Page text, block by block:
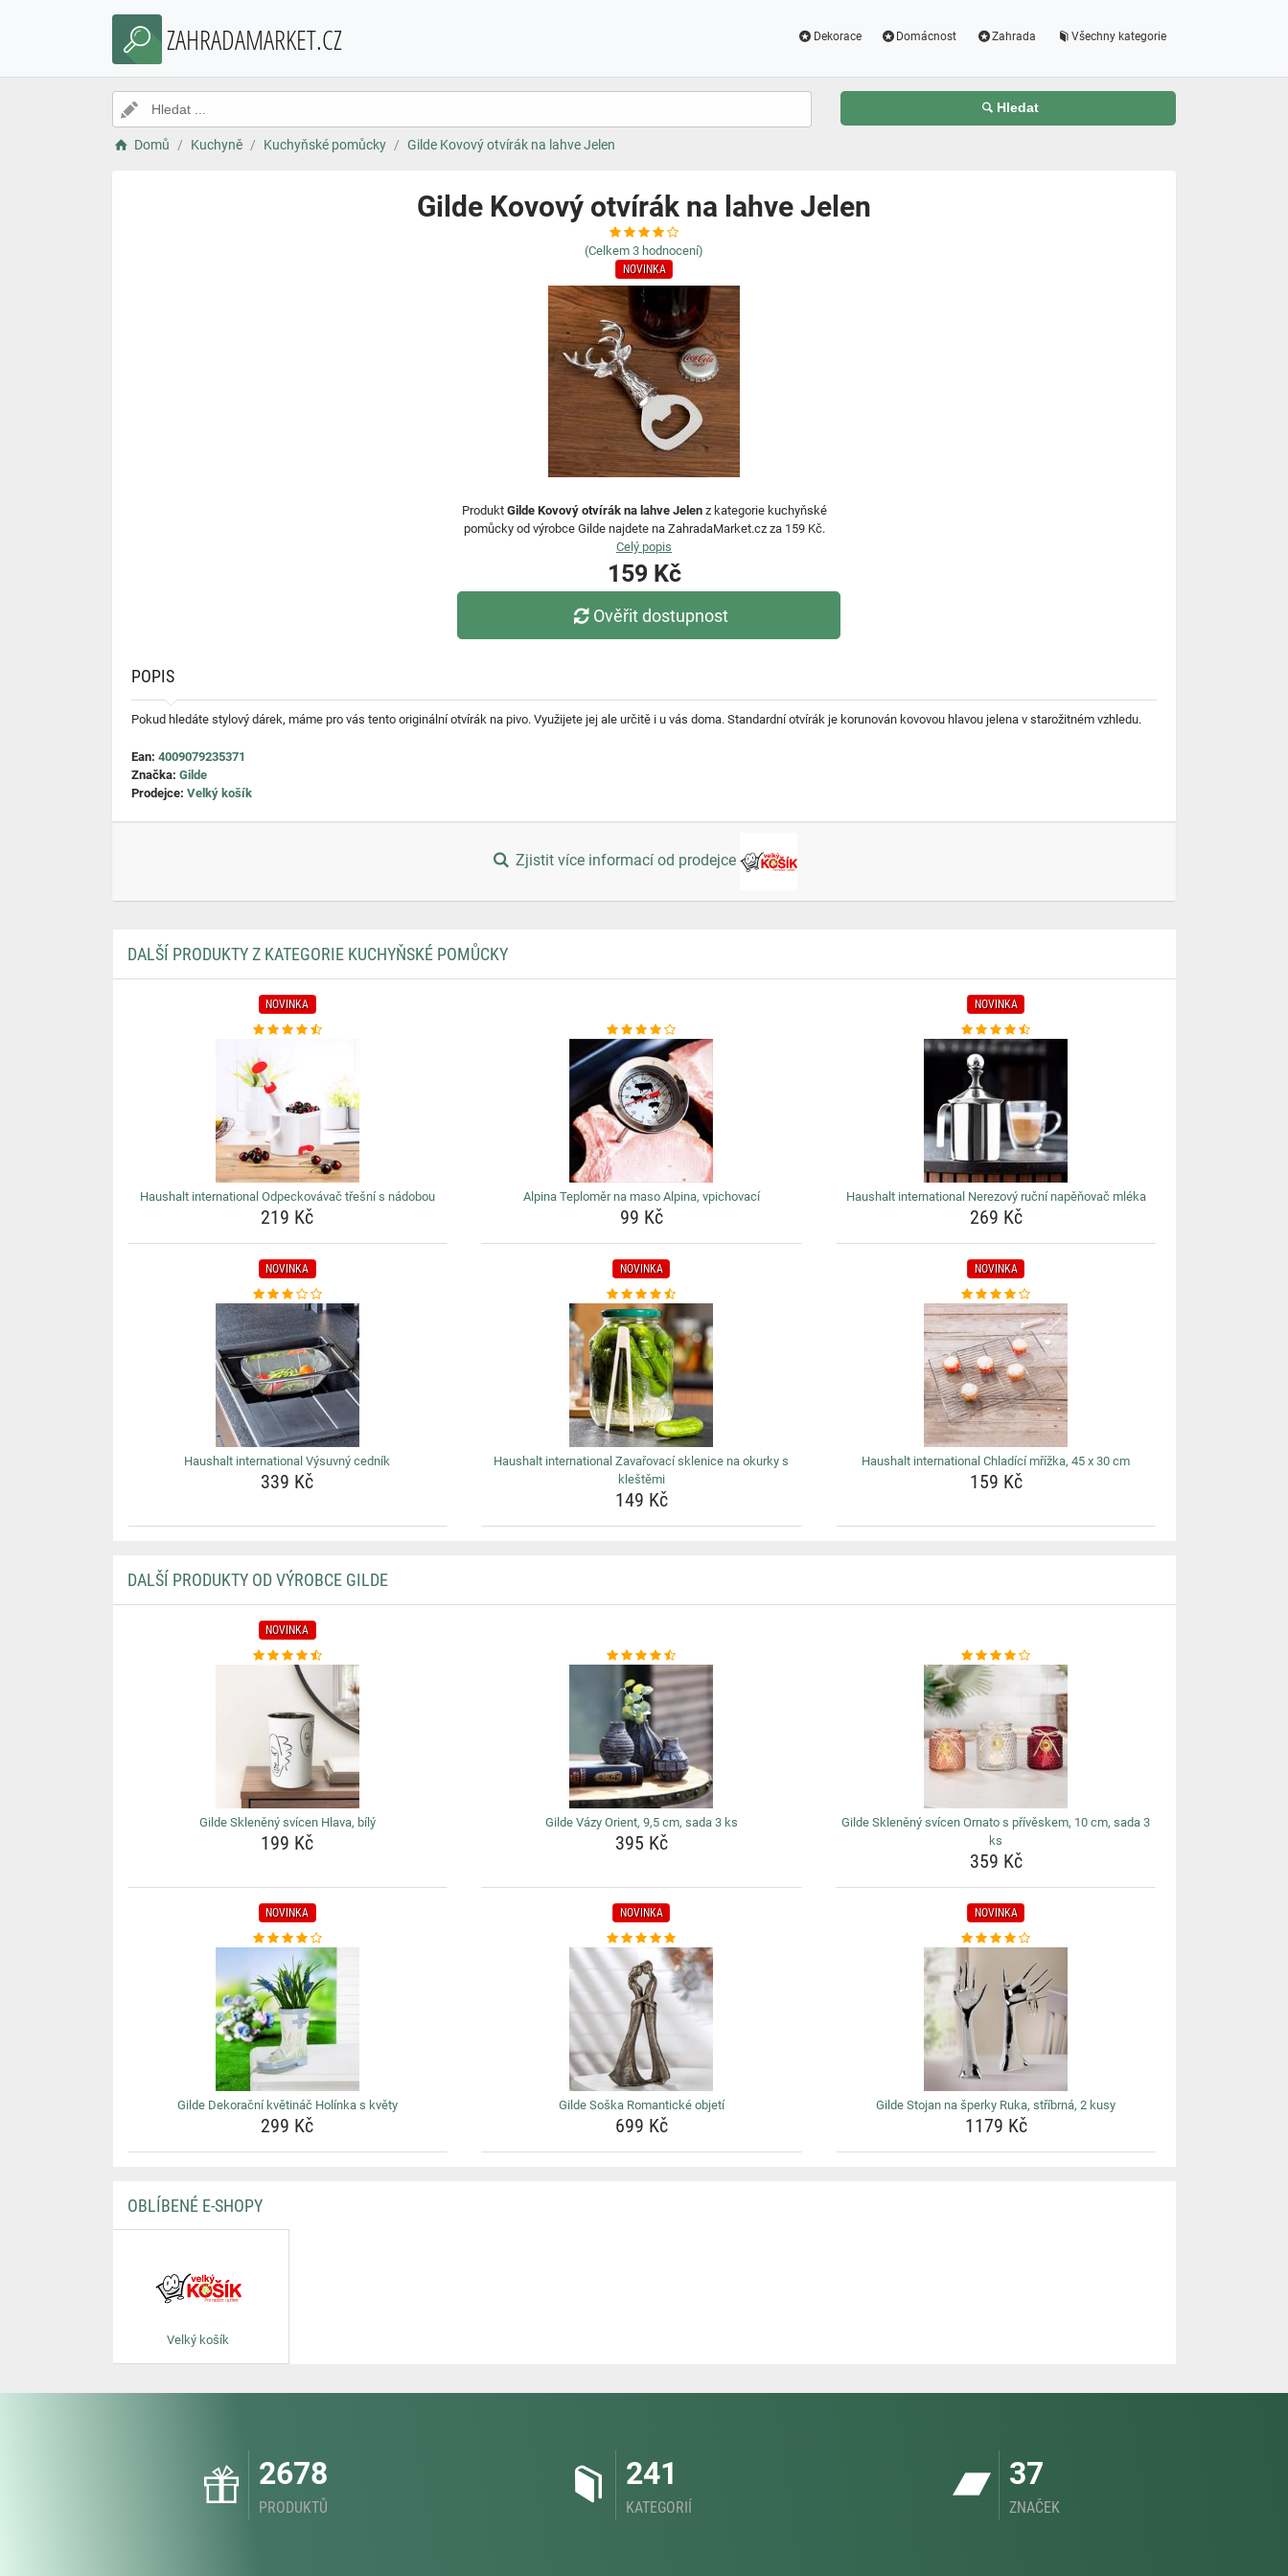
ZAHRADAMARKET.CZ Dekorace Domácnost Zahrada Všechny kategorie
Hledat
Domů Kuchyně Kuchyňské pomůcky Gilde Kovový otvírák na lahve Jelen
Gilde Kovový otvírák na lahve Jelen
(Celkem 3 hodnocení)
NOVINKA
Produkt Gilde Kovový otvírák na lahve Jelenz kategorie kuchyňské
pomůcky od výrobce Gilde najdete na ZahradaMarket.cz za 159 Kč.
Celý popis
159 Kč
Ověřit dostupnost
POPIS
Pokud hledáte stylový dárek, máme pro vás tento originální otvírák na pivo. Využijete jej ale určitě i u vás doma. Standardní otvírák je korunován kovovou hlavou jelena v starožitném vzhledu.
Ean: 4009079235371
Značka: Gilde
Prodejce: Velký košík
Zjistit více informací od prodejce
DALŠÍ PRODUKTY Z KATEGORIE KUCHYŇSKÉ POMŮCKY
NOVINKA
Haushalt international Odpeckovávač třešní s nádobou
219 Kč
Alpina Teploměr na maso Alpina, vpichovací
99 Kč
NOVINKA
Haushalt international Nerezový ruční napěňovač mléka
269 Kč
NOVINKA
Haushalt international Výsuvný cedník
339 Kč
NOVINKA
Haushalt international Zavařovací sklenice na okurky s
kleštěmi
149 Kč
NOVINKA
Haushalt international Chladící mřížka, 45 x 30 cm
159 Kč
DALŠÍ PRODUKTY OD VÝROBCE GILDE
NOVINKA
Gilde Skleněný svícen Hlava, bílý
199 Kč
Gilde Vázy Orient, 9,5 cm, sada 3 ks
395 Kč
Gilde Skleněný svícen Ornato s přívěskem, 10 cm, sada 3
ks
359 Kč
NOVINKA
Gilde Dekorační květináč Holínka s květy
299 Kč
NOVINKA
Gilde Soška Romantické objetí
699 Kč
NOVINKA
Gilde Stojan na šperky Ruka, stříbrná, 2 kusy
1179 Kč
OBLÍBENÉ E-SHOPY
Velký košík
2678
PRODUKTŮ
241
KATEGORIÍ
37
ZNAČEK